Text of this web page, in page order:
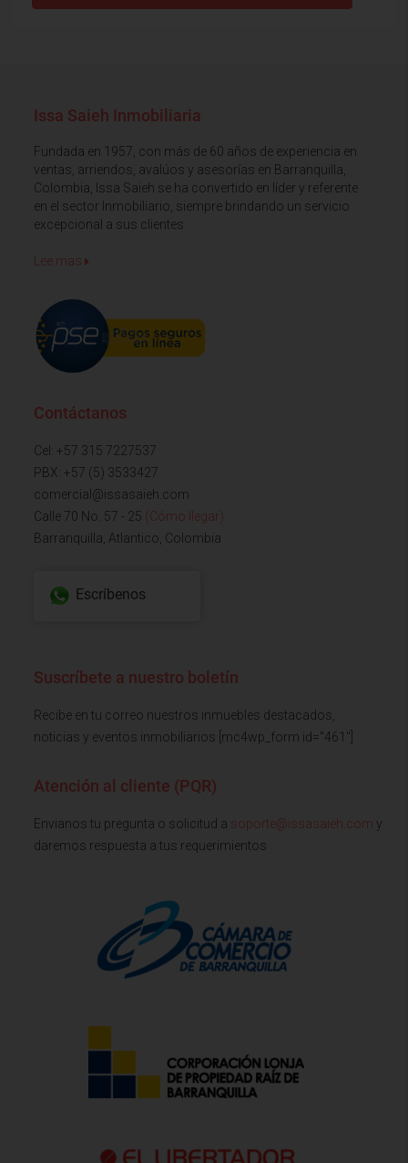
Issa Saieh Inmobiliaria
Fundada en 1957, con más de 60 años de experiencia en
ventas, arriendos, avalúos y asesorías en Barranquilla,
Colombia, Issa Saieh se ha convertido en líder y referente
en el sector Inmobiliario, siempre brindando un servicio
excepcional a sus clientes
Lee mas
Contáctanos
Cel: +57 315 7227537
PBX: +57 (5) 3533427
comercial@issasaieh.com
Calle 70 No. 57 - 25 (Cómo llegar)
Barranquilla, Atlantico, Colombia
Escríbenos
Suscríbete a nuestro boletín
Recibe en tu correo nuestros inmuebles destacados,
noticias y eventos inmobiliarios [mc4wp_form id="461"]
Atención al cliente (PQR)
Envianos tu pregunta o solicitud a soporte@issasaieh.com y
daremos respuesta a tus requerimientos